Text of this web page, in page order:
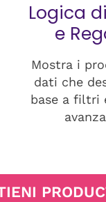
Logica
e
Mostra i
dati che
base a filtri